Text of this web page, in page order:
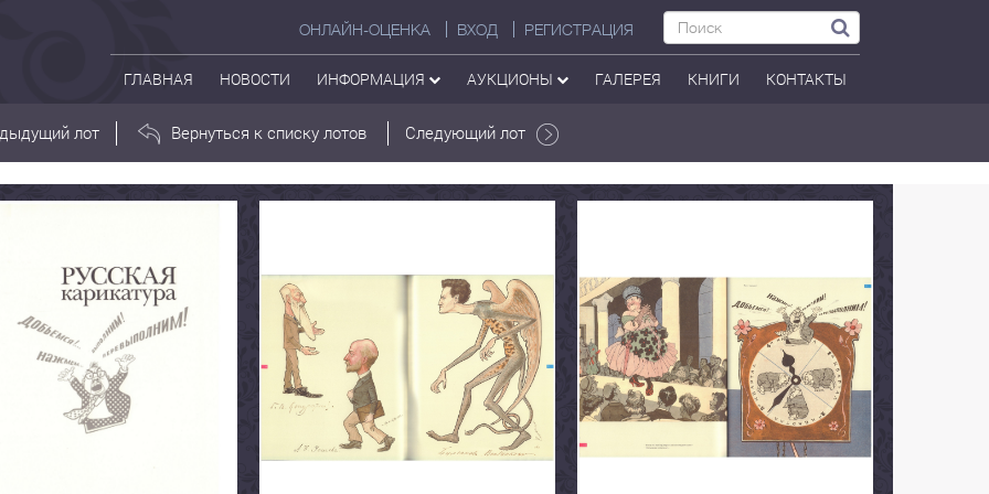
ОНЛАЙН-ОЦЕНКА ВХОД РЕГИСТРАЦИЯ
ГЛАВНАЯ НОВОСТИ ИНФОРМАЦИЯ АУКЦИОНЫ ГАЛЕРЕЯ КНИГИ КОНТАКТЫ
лот Вернуться к списку лотов Следующий лот